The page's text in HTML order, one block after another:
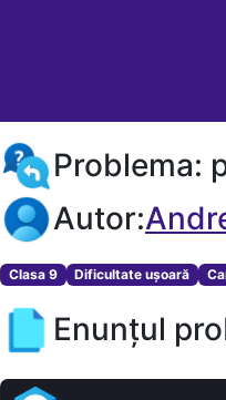
Problema:
Autor:
Clasa 9 Dificultate ușoară
Enunțul